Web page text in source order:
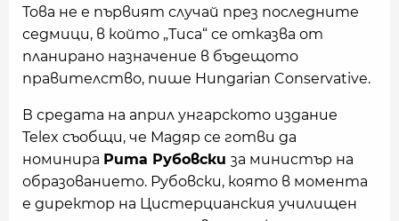
Това не е първият случай през последните
седмици, в който „Тиса“ се отказва от
планирано назначение в бъдещото
правителство, пише Hungarian Conservative.
В средата на април унгарското издание
Telex съобщи, че Мадяр се готви да
номинира Рита Рубовски за министър на
образованието. Рубовски, която в момента
е директор на Цистерцианския училищен